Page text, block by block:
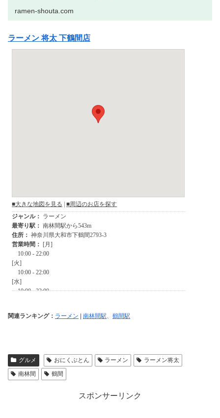
ramen-shouta.com
ラーメン 将太 下鶴間店
関連ランキング： ラーメン | 南林間駅 鶴間駅
グルメ おにくぶとん ラーメン
ラーメン将太
南林間
鶴間
スポンサーリンク